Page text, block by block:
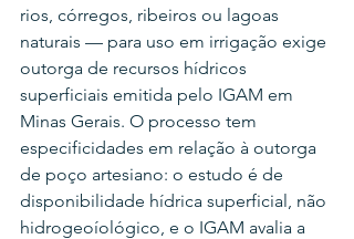
rios, córregos, ribeiros ou lagoas
naturais — para uso em irrigação exige
outorga de recursos hídricos
superficiais emitida pelo IGAM em
Minas Gerais. O processo tem
especificidades em relação à outorga
de poço artesiano: o estudo é de
disponibilidade hídrica superficial, não
hidrogeoíológico, e o IGAM avalia a